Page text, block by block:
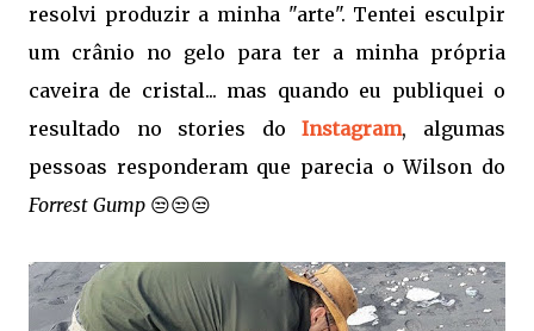
resolvi produzir a minha "arte". Tentei esculpir
um crânio no gelo para ter a minha própria
caveira de cristal... mas quando eu publiquei o
resultado no stories doInstagram, algumas
pessoas responderam que parecia o Wilson do
Forrest Gump 😒😒😒